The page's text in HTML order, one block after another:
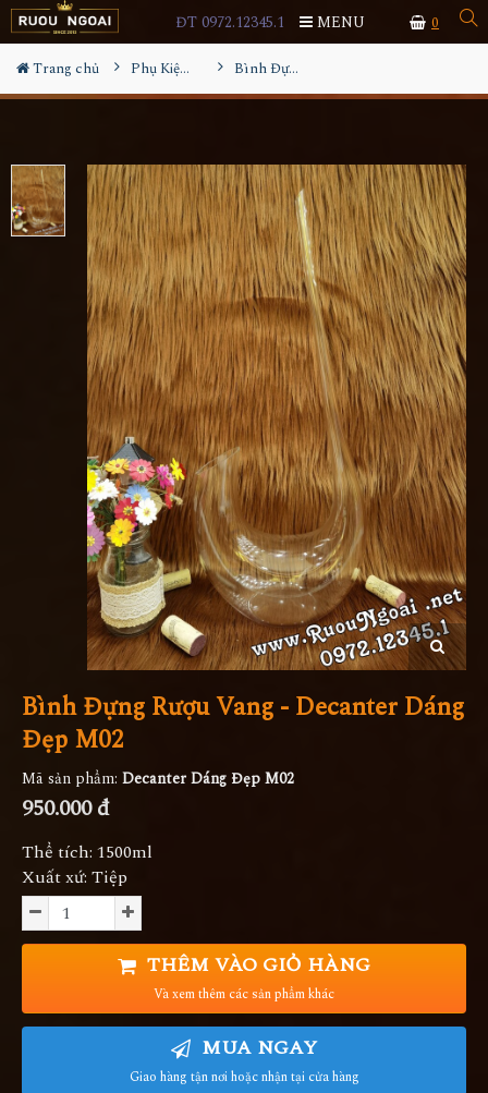
0
ĐT 0972.12345.1 MENU
Trang chủ Phụ Kiện Rượu Bình Đựng Rượu Vang - Decanter Dáng Đẹp M02
Bình Đựng Rượu Vang - Decanter Dáng
Đẹp M02
Mã sản phẩm: Decanter Dáng Đẹp M02
950.000 đ
Thể tích: 1500ml
Xuất xứ: Tiệp
THÊM VÀO GIỎ HÀNG
Và xem thêm các sản phẩm khác
MUA NGAY
Giao hàng tận nơi hoặc nhận tại cửa hàng